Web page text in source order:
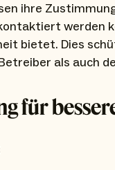
ihre
werden
bietet. Dies
als auch
für